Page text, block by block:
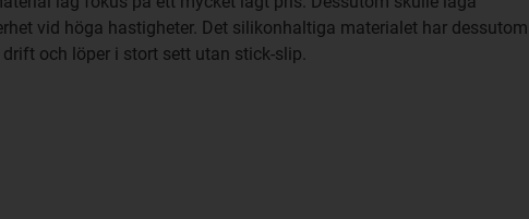
vid höga hastigheter. Det silikonhaltiga materialet har dessutom
och löper i stort sett utan stick-slip.